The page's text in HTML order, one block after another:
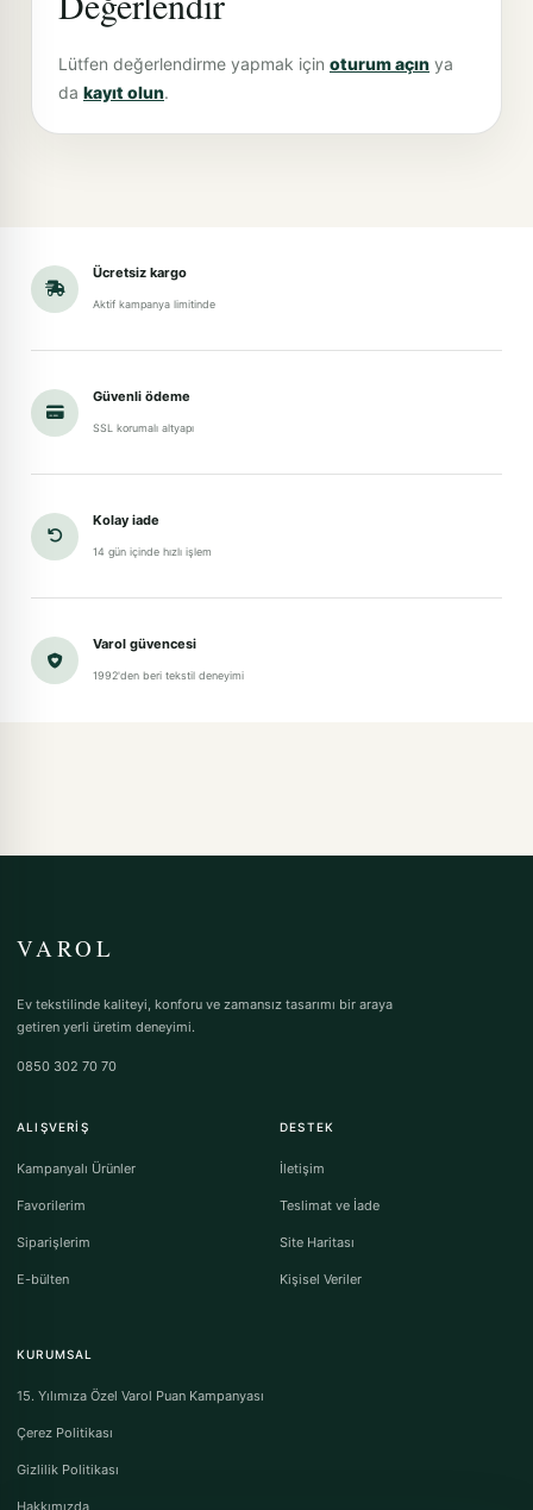
Lütfen değerlendirme yapmak için oturum açın ya
da kayıt olun.
Ücretsiz kargo
Aktif kampanya limitinde
Güvenli ödeme
SSL korumalı altyapı
Kolay iade
14 gün içinde hızlı işlem
Varol güvencesi
1992'den beri tekstil deneyimi
VAROL
Ev tekstilinde kaliteyi, konforu ve zamansız tasarımı bir araya
getiren yerli üretim deneyimi.
0850 302 70 70
ALIŞVERIŞ
Kampanyalı Ürünler
Favorilerim
Siparişlerim
E-bülten
DESTEK
İletişim
Teslimat ve İade
Site Haritası
Kişisel Veriler
KURUMSAL
15. Yılımıza Özel Varol Puan Kampanyası
Çerez Politikası
Gizlilik Politikası